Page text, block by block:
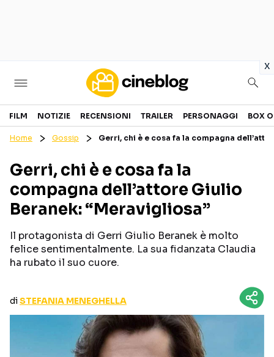
x
Cinema
GENERI
PERSONAGGI
CANALI STREAMING
Categorie
NOTIZIE
RECENSIONI
FILM NOTIZIE RECENSIONI TRAILER PERSONAGGI BOX
Home Gossip Gerri, chi è e cosa fa la compagna
Gerri, chi è e cosa fa la
compagna dell’attore Giulio
Beranek: “Meravigliosa”
Il protagonista di Gerri Giulio Beranek è molto
felice sentimentalmente. La sua fidanzata Claudia
ha rubato il suo cuore.
diSTEFANIA MENEGHELLA